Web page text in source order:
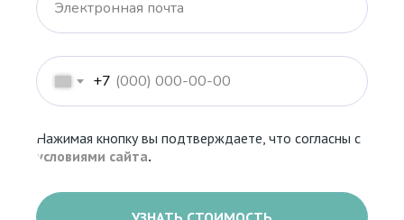
Электронная почта
+7
Нажимая кнопку вы подтверждаете, что согласны с
условиями сайта.